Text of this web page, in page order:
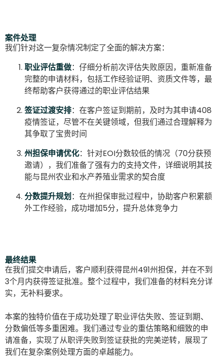
案件处理
我们针对这一复杂情况制定了全面的解决方案：
职业评估重做：仔细分析前次评估失败原因，重新准备
完整的申请材料，包括工作经验证明、资质文件等，最
终帮助客户获得通过的职业评估结果
签证过渡安排：在客户签证到期前，及时为其申请408
疫情签证，尽管不在关键领域，但我们通过合理解释为
其争取了宝贵时间
州担保申请优化：针对EOI分数较低的情况（70分获预
邀请），我们准备了强有力的支持文件，详细说明其技
能与昆州农业和水产养殖业需求的契合度
分数提升规划 ：在州担保审批过程中，协助客户积累额
外工作经验，成功增加5分，提升总体竞争力
最终结果
在我们提交申请后，客户顺利获得昆州491州担保，并在不到
3个月内获得签证批准。整个过程中，我们准备的材料充分详
实，无补料要求。
本案的独特价值在于成功处理了职业评估失败、签证到期、
分数偏低等多重困难。我们通过专业的重估策略和细致的申
请准备，实现了从职评失败到签证获批的完美逆转，展现了
我们在复杂案例处理方面的卓越能力。